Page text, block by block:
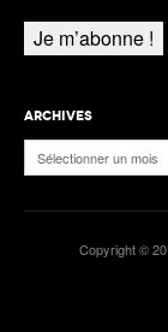
ARCHIVES
Archives
Copyright ©